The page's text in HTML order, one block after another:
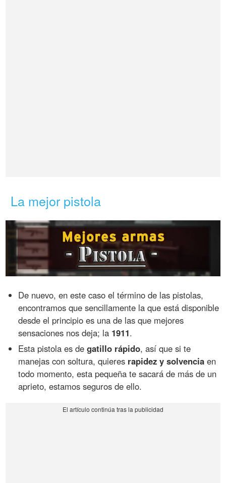
La mejor pistola
De nuevo, en este caso el término de las pistolas,
encontramos que sencillamente la que está disponible
desde el principio es una de las que mejores
sensaciones nos deja; la 1911.
Esta pistola es degatillo rápido, así que si te
manejas con soltura, quieres rapidez y solvencia en
todo momento, esta pequeña te sacará de más de un
aprieto, estamos seguros de ello.